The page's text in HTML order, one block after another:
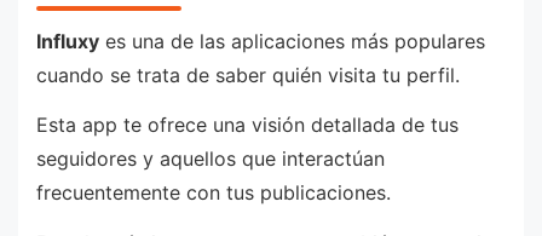
Influxy es una de las aplicaciones más populares
cuando se trata de saber quién visita tu perfil.
Esta app te ofrece una visión detallada de tus
seguidores y aquellos que interactúan
frecuentemente con tus publicaciones.